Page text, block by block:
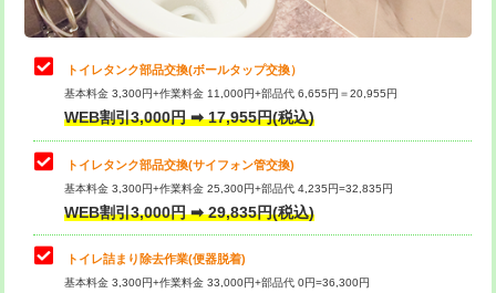
トイレタンク部品交換(ボールタップ交換）
基本料金 3,300円+作業料金 11,000円+部品代 6,655円＝20,955円
WEB割引3,000円 ➡ 17,955円(税込)
トイレタンク部品交換(サイフォン管交換)
基本料金 3,300円+作業料金 25,300円+部品代 4,235円=32,835円
WEB割引3,000円 ➡ 29,835円(税込)
トイレ詰まり除去作業(便器脱着)
基本料金 3,300円+作業料金 33,000円+部品代 0円=36,300円